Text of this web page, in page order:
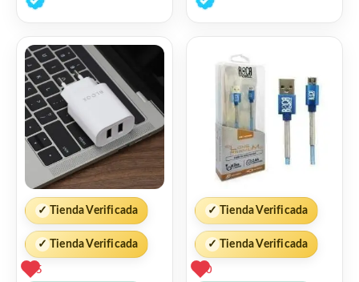
de
de
✓ Tienda Verificada
✓ Tienda Verificada
5
✓ Tienda Verificada
✓ Tienda Verificada
0